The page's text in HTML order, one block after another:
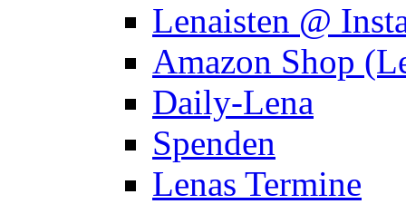
Lenaisten @
Amazon Shop
Daily-Lena
Spenden
Lenas Termine